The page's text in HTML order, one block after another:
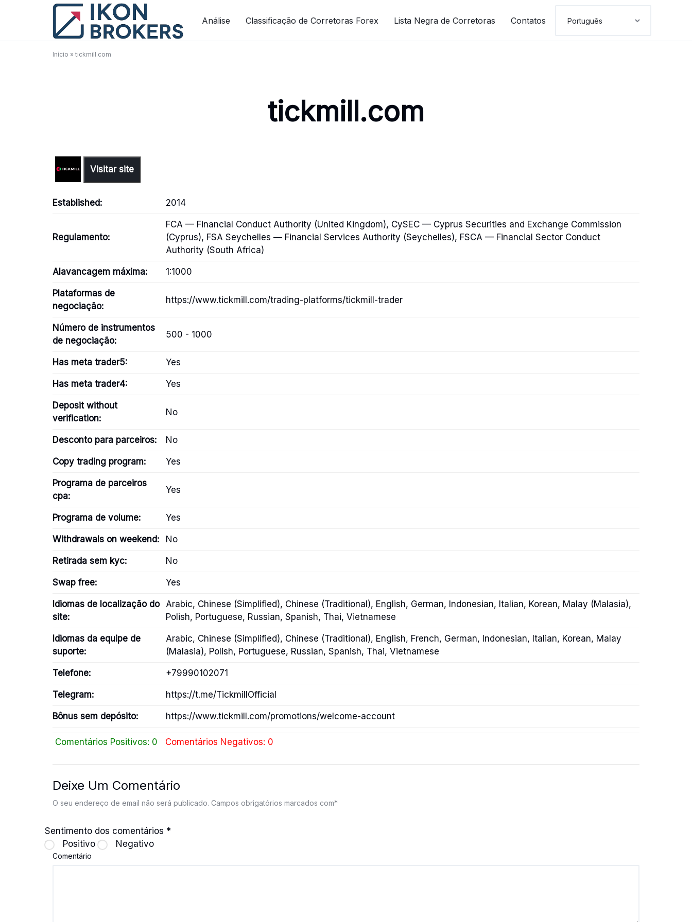
Análise Classificação de Corretoras Forex Lista Negra de Corretoras Contatos
Início » tickmill.com
tickmill.com
Visitar site
Established: 2014
Regulamento:
FCA — Financial Conduct Authority (United Kingdom), CySEC — Cyprus Securities and Exchange Commission
(Cyprus), FSA Seychelles — Financial Services Authority (Seychelles), FSCA — Financial Sector Conduct
Authority (South Africa)
Alavancagem máxima: 1:1000
Plataformas de
negociação:
https://www.tickmill.com/trading-platforms/tickmill-trader
Número de instrumentos
de negociação:
500 - 1000
Has meta trader5: Yes
Has meta trader4: Yes
Deposit without
verification:
No
Desconto para parceiros: No
Copy trading program: Yes
Programa de parceiros
cpa:
Yes
Programa de volume: Yes
Withdrawals on weekend: No
Retirada sem kyc: No
Swap free: Yes
Idiomas de localização do
site:
Arabic, Chinese (Simplified), Chinese (Traditional), English, German, Indonesian, Italian, Korean, Malay (Malasia),
Polish, Portuguese, Russian, Spanish, Thai, Vietnamese
Idiomas da equipe de
suporte:
Arabic, Chinese (Simplified), Chinese (Traditional), English, French, German, Indonesian, Italian, Korean, Malay
(Malasia), Polish, Portuguese, Russian, Spanish, Thai, Vietnamese
Telefone: +79990102071
Telegram: https://t.me/TickmillOfficial
Bônus sem depósito: https://www.tickmill.com/promotions/welcome-account
Comentários Positivos: 0 Comentários Negativos: 0
Deixe Um Comentário
O seu endereço de email não será publicado. Campos obrigatórios marcados com*
Sentimento dos comentários *
Positivo
Negativo
Comentário